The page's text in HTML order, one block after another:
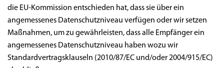
die EU-Kommission entschieden hat, dass sie über ein
angemessenes Datenschutzniveau verfügen oder wir setzen
Maßnahmen, um zu gewährleisten, dass alle Empfänger ein
angemessenes Datenschutzniveau haben wozu wir
Standardvertragsklauseln (2010/87/EC und/oder 2004/915/EC)